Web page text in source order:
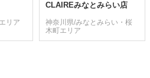
リア
CLAIREみなとみらい店
神奈川県/みなとみらい・桜
木町エリア